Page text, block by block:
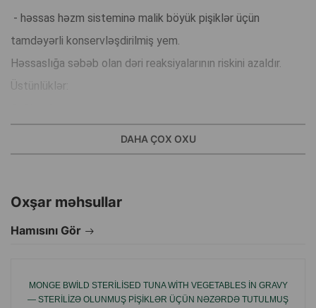
- həssas həzm sisteminə malik böyük pişiklər üçün
tamdəyərli konservləşdirilmiş yem.
Həssaslığa səbəb olan dəri reaksiyalarının riskini azaldır.
Üstünlüklər:
da həssas həzm sisteminə malik pişiklər üçün xüsusilə
Yüksək həzm olunma:
Dəqiq seçilmiş inqredientlər sayəsində yüksək həzm olunma
Dəri həssaslığı ilə bağlı reaksiyaları azaltmağa kömək edir.
DAHA ÇOX OXU
Oxşar məhsullar
Hamısını Gör
MONGE BWILD STERILISED TUNA WITH VEGETABLES IN GRAVY
— STERILIZƏ OLUNMUŞ PIŞIKLƏR ÜÇÜN NƏZƏRDƏ TUTULMUŞ